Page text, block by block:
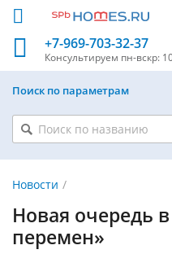
+7-969-703-32-37
Консультируем пн-вскр:
Поиск по параметрам
Новости
Новая очередь
перемен»